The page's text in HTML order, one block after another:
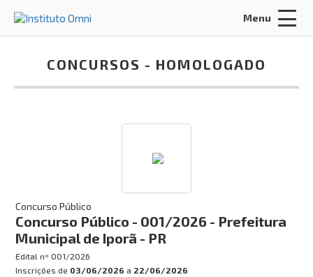
INÍCIO
FALE CONOSCO
Concursos:
Menu
CONCURSOS - HOMOLOGADO
Concurso Público
Concurso Público - 001/2026 - Prefeitura
Municipal de Iporã - PR
Edital nº 001/2026
Inscrições de 03/06/2026 a 22/06/2026